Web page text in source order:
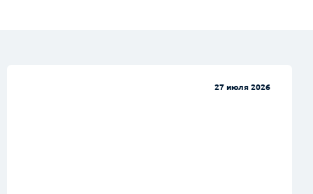
27 июля 2026